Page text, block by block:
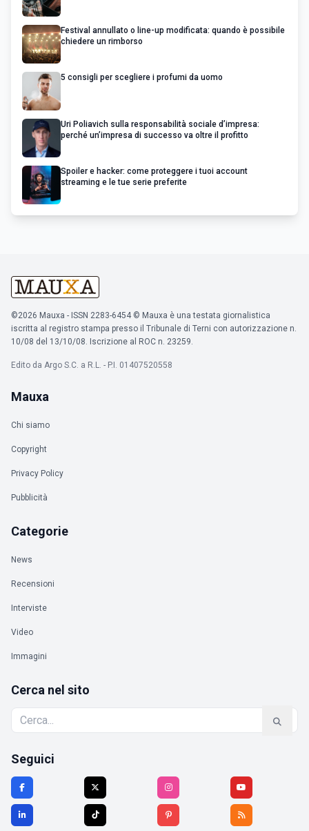
Festival annullato o line-up modificata: quando è possibile
chiedere un rimborso
5 consigli per scegliere i profumi da uomo
Uri Poliavich sulla responsabilità sociale d’impresa:
perché un’impresa di successo va oltre il profitto
Spoiler e hacker: come proteggere i tuoi account
streaming e le tue serie preferite
©2026 Mauxa - ISSN 2283-6454 © Mauxa è una testata giornalistica
iscritta al registro stampa presso il Tribunale di Terni con autorizzazione n.
10/08 del 13/10/08. Iscrizione al ROC n. 23259.
Edito da Argo S.C. a R.L. - P.I. 01407520558
Mauxa
Chi siamo
Copyright
Privacy Policy
Pubblicità
Categorie
News
Recensioni
Interviste
Video
Immagini
Cerca nel sito
Seguici